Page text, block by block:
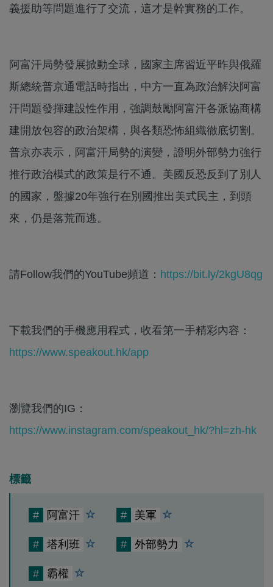
義援助等問題進行了交流，這才是幹實務的工作。
阿富汗局勢發展掀動全球，國家主席習近平昨與俄羅
斯總統普京通電話時指出，中方一直為政治解決阿富
汗問題發揮建設性作用，強調鼓勵阿富汗各派協商構
建開放包容的政治架構，與各類恐怖組織徹底切割。
普京亦表示，阿富汗局勢的演變，證明外部勢力強行
推行政治模式的政策是行不通。美國反恐反到了別人
的國家，盤據20年強行在別國推出美式民主，到頭
來，仍是落荒而逃。
請Follow我們的YouTube頻道： https://bit.ly/2kgU8qg
下載我們的手機應用程式，收看第一手精彩內容：
https://www.speakout.hk/app
瀏覽我們的IG：
https://www.instagram.com/speakout_hk/?hl=zh-hk
標籤
# 阿富汗 # 美軍
# 塔利班 # 外部勢力
# 霸權